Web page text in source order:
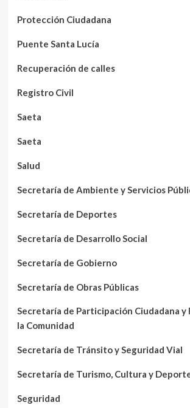
Protección Ciudadana
Puente Santa Lucía
Recuperación de calles
Registro Civil
Saeta
Saeta
Salud
Secretaría de Ambiente y Servicios
Secretaría de Deportes
Secretaría de Desarrollo Social
Secretaría de Gobierno
Secretaría de Obras Públicas
Secretaría de Participación Ciudadana y
la Comunidad
Secretaría de Tránsito y Seguridad Vial
Secretaría de Turismo, Cultura y
Seguridad